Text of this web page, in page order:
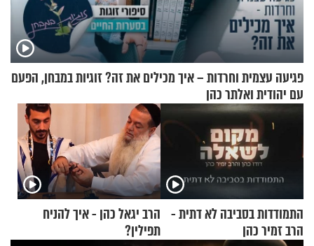
פגיעה עצמית וחרדות – איך מכילים את זה? זוגיות במבחן, הפעם
עם יהודית ואלתר כהן
התמודדות בסביבה לא דתית -
הרב זמיר כהן
הרב יגאל כהן - איך להניח
תפילין?